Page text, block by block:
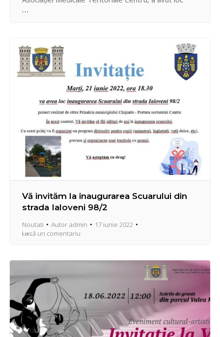
festivitatea de omagiere a celor care și-au ales
administrației publice…
Vă invităm la inaugurarea Scuarului din
strada Ialoveni 98/2
Noutati Autor admin
17 iunie 2022
Lasă un comentariu